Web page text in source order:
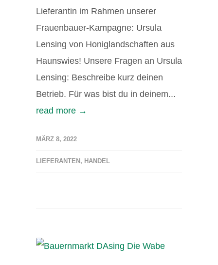
Lieferantin im Rahmen unserer
Frauenbauer-Kampagne: Ursula
Lensing von Honiglandschaften aus
Haunswies! Unsere Fragen an Ursula
Lensing: Beschreibe kurz deinen
Betrieb. Für was bist du in deinem...
read more →
MÄRZ 8, 2022
LIEFERANTEN , HANDEL